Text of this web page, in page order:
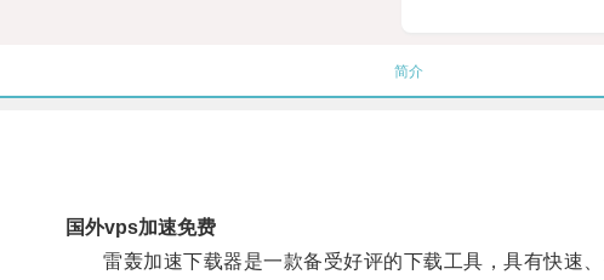
简介
国外vps加速免费
雷轰加速下载器是一款备受好评的下载工具，具有快速、